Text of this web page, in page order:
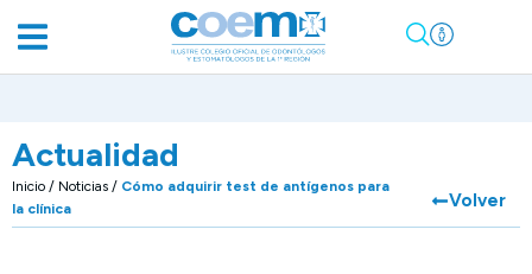
Actualidad
Inicio / Noticias / Cómo adquirir test de antígenos para
la clínica
Volver